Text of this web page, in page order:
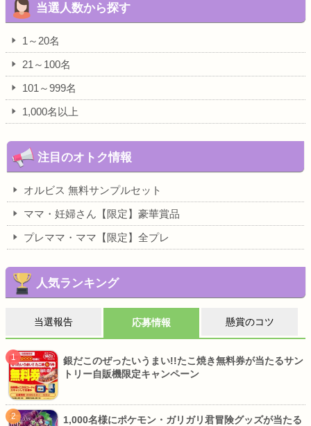
当選人数から探す
1～20名
21～100名
101～999名
1,000名以上
注目のオトク情報
オルビス 無料サンプルセット
ママ・妊婦さん【限定】豪華賞品
プレママ・ママ【限定】全プレ
人気ランキング
当選報告 応募情報 懸賞のコツ
銀だこのぜったいうまい!!たこ焼き無料券が当たるサン
トリー自販機限定キャンペーン
1,000名様にポケモン・ガリガリ君冒険グッズが当たる